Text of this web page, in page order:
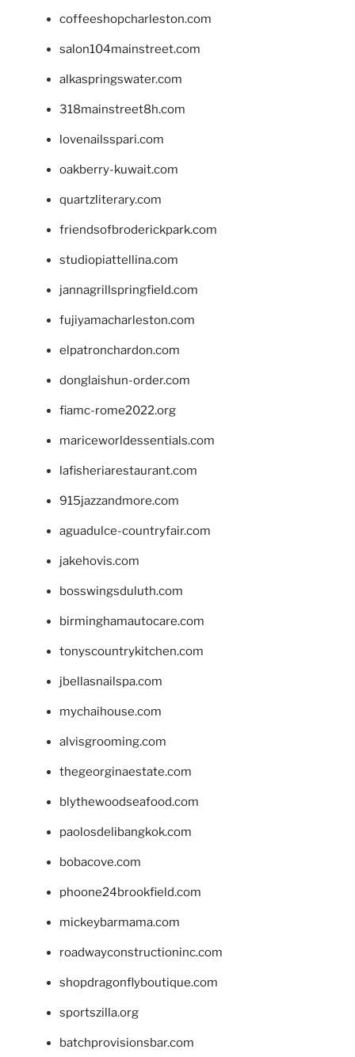
coffeeshopcharleston.com
salon104mainstreet.com
alkaspringswater.com
318mainstreet8h.com
lovenailsspari.com
oakberry-kuwait.com
quartzliterary.com
friendsofbroderickpark.com
studiopiattellina.com
jannagrillspringfield.com
fujiyamacharleston.com
elpatronchardon.com
donglaishun-order.com
fiamc-rome2022.org
mariceworldessentials.com
lafisheriarestaurant.com
915jazzandmore.com
aguadulce-countryfair.com
jakehovis.com
bosswingsduluth.com
birminghamautocare.com
tonyscountrykitchen.com
jbellasnailspa.com
mychaihouse.com
alvisgrooming.com
thegeorginaestate.com
blythewoodseafood.com
paolosdelibangkok.com
bobacove.com
phoone24brookfield.com
mickeybarmama.com
roadwayconstructioninc.com
shopdragonflyboutique.com
sportszilla.org
batchprovisionsbar.com